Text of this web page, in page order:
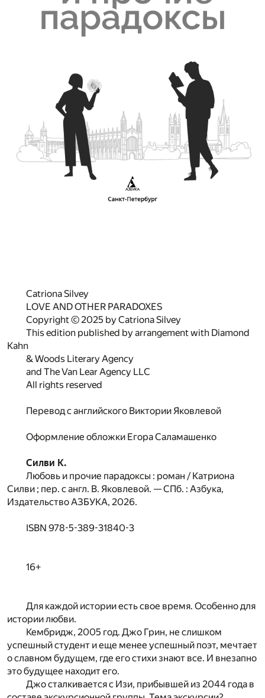
Catriona Silvey
LOVE AND OTHER PARADOXES
Copyright © 2025 by Catriona Silvey
This edition published by arrangement with Diamond
Kahn
& Woods Literary Agency
and The Van Lear Agency LLC
All rights reserved
Перевод с английского Виктории Яковлевой
Оформление обложки Егора Саламашенко
Силви К.
Любовь и прочие парадоксы : роман / Катриона
Силви ; пер. с англ. В. Яковлевой. — СПб. : Азбука,
Издательство АЗБУКА, 2026.
ISBN 978-5-389-31840-3
16+
Для каждой истории есть свое время. Особенно для
истории любви.
Кембридж, 2005 год. Джо Грин, не слишком
успешный студент и еще менее успешный поэт, мечтает
о славном будущем, где его стихи знают все. И внезапно
это будущее находит его.
Джо сталкивается с Изи, прибывшей из 2044 года в